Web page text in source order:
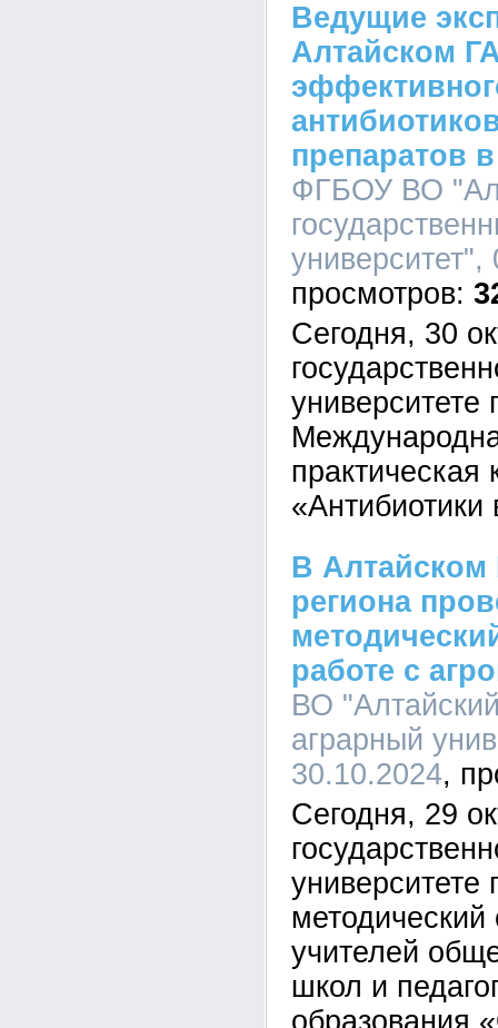
Ведущие
Алтайском
препаратов
ФГБОУ ВО
Сегодня, 30
«Антибиотики
В Алтайском
региона
работе с
ВО
аграрный
30.10.2024
Сегодня, 29
учителей
школ и
образования